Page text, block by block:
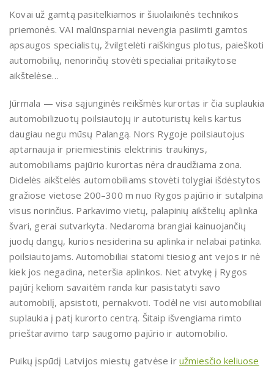
Kovai už gamtą pasitelkiamos ir šiuolaikinės technikos
priemonės. VAI malūnsparniai nevengia pasiimti gamtos
apsaugos specialistų, žvilgtelėti raiškingus plotus, paieškoti
automobilių, nenorinčių stovėti specialiai pritaikytose
aikštelėse…
Jūrmala — visa sąjunginės reikšmės kurortas ir čia suplaukia
automobilizuotų poilsiautojų ir autoturistų kelis kartus
daugiau negu mūsų Palangą. Nors Rygoje poilsiautojus
aptarnauja ir priemiestinis elektrinis traukinys,
automobiliams pajūrio kurortas nėra draudžiama zona.
Didelės aikštelės automobiliams stovėti tolygiai išdėstytos
gražiose vietose 200–300 m nuo Rygos pajūrio ir sutalpina
visus norinčius. Parkavimo vietų, palapinių aikštelių aplinka
švari, gerai sutvarkyta. Nedaroma brangiai kainuojančių
juodų dangų, kurios nesiderina su aplinka ir nelabai patinka.
poilsiautojams. Automobiliai statomi tiesiog ant vejos ir nė
kiek jos negadina, neteršia aplinkos. Net atvykę į Rygos
pajūrį keliom savaitėm randa kur pasistatyti savo
automobilį, apsistoti, pernakvoti. Todėl ne visi automobiliai
suplaukia į patį kurorto centrą. Šitaip išvengiama rimto
prieštaravimo tarp saugomo pajūrio ir automobilio.
Puikų įspūdį Latvijos miestų gatvėse ir užmiesčio keliuose